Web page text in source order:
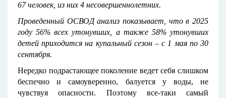
67 человек, из них 4 несовершеннолетних.
Проведенный ОСВОД анализ показывает, что в 2025
году 56% всех утонувших, а также 58% утонувших
детей приходится на купальный сезон – с 1 мая по 30
сентября.
Нередко подрастающее поколение ведет себя слишком
беспечно и самоуверенно, балуется у воды, не
чувствуя опасности. Поэтому все-таки самый